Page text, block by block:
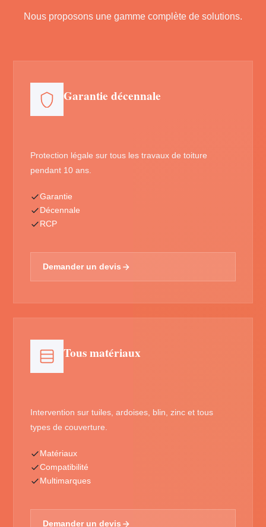
Nous proposons une gamme complète de solutions.
Garantie décennale
Protection légale sur tous les travaux de toiture
pendant 10 ans.
Garantie
Décennale
RCP
Demander un devis
Tous matériaux
Intervention sur tuiles, ardoises, blin, zinc et tous
types de couverture.
Matériaux
Compatibilité
Multimarques
Demander un devis